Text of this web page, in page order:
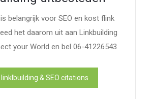
belangrijk voor SEO en kost flink
het daarom uit aan Linkbuilding
your World en bel 06-41226543
linklbuilding & SEO citations